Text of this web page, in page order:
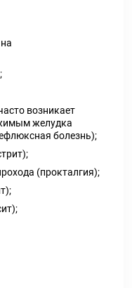
возникает
желудка
болезнь);
(прокталгия);